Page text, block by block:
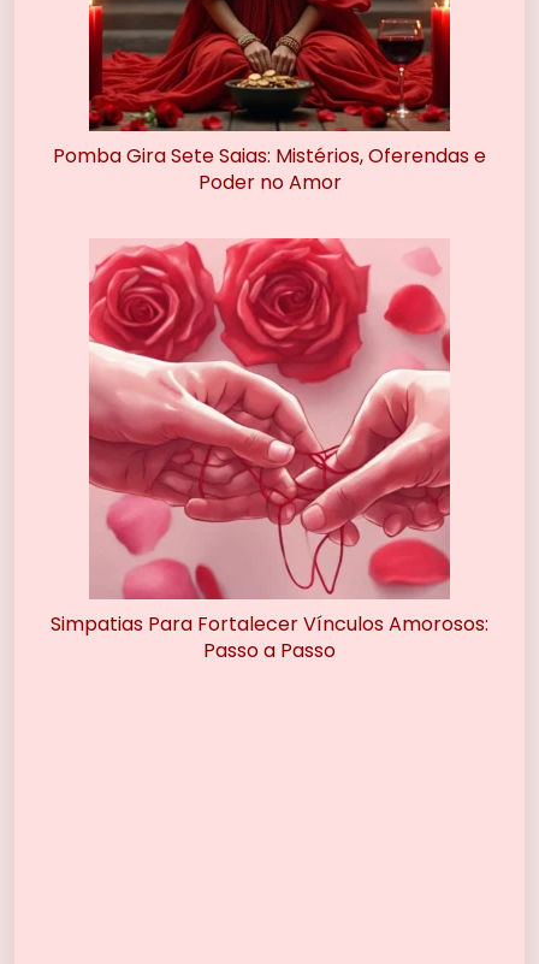
Pomba Gira Sete Saias: Mistérios, Oferendas e
Poder no Amor
Simpatias Para Fortalecer Vínculos Amorosos:
Passo a Passo